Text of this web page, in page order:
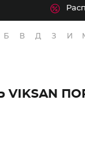
Б В Д З И